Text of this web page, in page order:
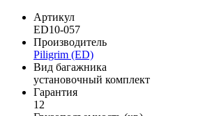
Артикул
ED10-057
Производитель
Piligrim (ED)
Вид багажника
установочный комплект
Гарантия
12